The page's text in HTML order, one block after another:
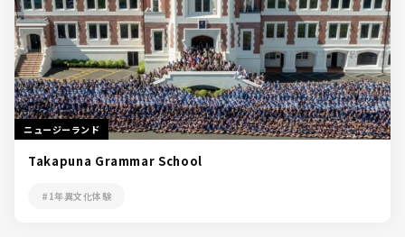
ニュージーランド
Takapuna Grammar School
#1年異文化体験